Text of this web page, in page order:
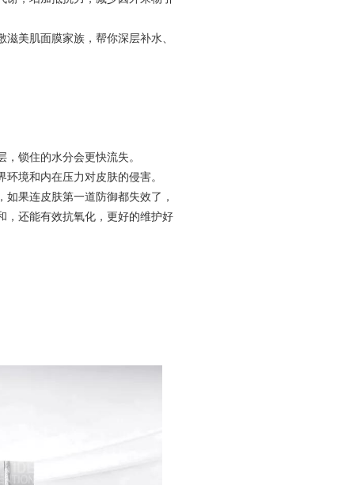
美肌面膜家族，帮你深层补水、
锁住的水分会更快流失。
境和内在压力对皮肤的侵害。
果连皮肤第一道防御都失效了，
，还能有效抗氧化，更好的维护好